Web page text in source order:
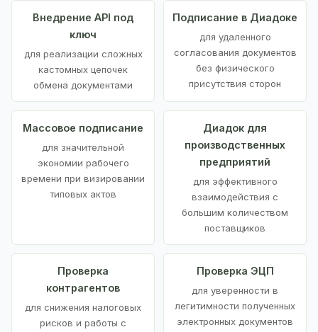
Внедрение API под
ключ
для реализации сложных
кастомных цепочек
обмена документами
Подписание в Диадоке
для удаленного
согласования документов
без физического
присутствия сторон
Массовое подписание
для значительной
экономии рабочего
времени при визировании
типовых актов
Диадок для
производственных
предприятий
для эффективного
взаимодействия с
большим количеством
поставщиков
Проверка
контрагентов
для снижения налоговых
рисков и работы с
Проверка ЭЦП
для уверенности в
легитимности полученных
электронных документов